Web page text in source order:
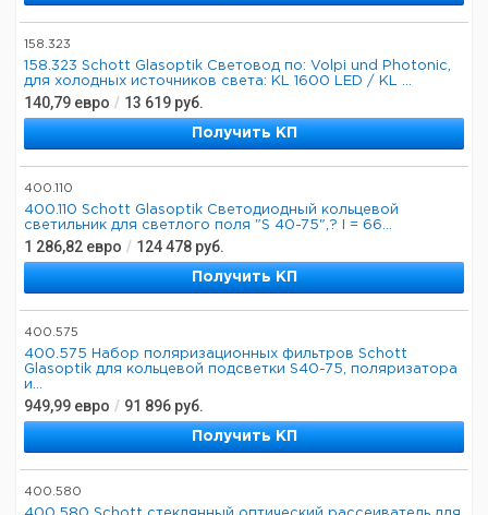
158.323
158.323 Schott Glasoptik Световод по: Volpi und Photonic,
для холодных источников света: KL 1600 LED / KL ...
140,79 евро / 13 619 руб.
Получить КП
400.110
400.110 Schott Glasoptik Светодиодный кольцевой
светильник для светлого поля "S 40-75",? I = 66...
1 286,82 евро / 124 478 руб.
Получить КП
400.575
400.575 Набор поляризационных фильтров Schott
Glasoptik для кольцевой подсветки S40-75, поляризатора
и...
949,99 евро / 91 896 руб.
Получить КП
400.580